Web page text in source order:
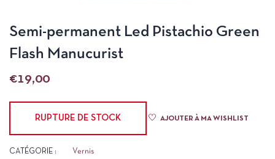
Semi-permanent Led Pistachio Green
Flash Manucurist
€19,00
RUPTURE DE STOCK AJOUTER À MA WISHLIST
CATÉGORIE : Vernis